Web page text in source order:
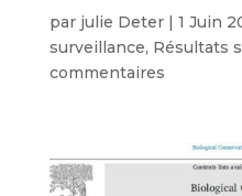
par julie Deter| 1 Juin
surveillance, Résultats
commentaires